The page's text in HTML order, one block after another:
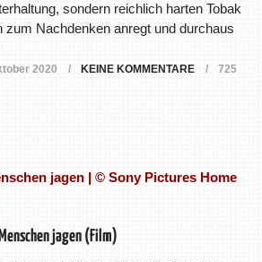
sondern reichlich harten Tobak
zum Nachdenken anregt und durchaus
2020 KEINE KOMMENTARE
725
jagen (Film)